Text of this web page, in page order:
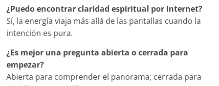
¿Puedo encontrar claridad espiritual por Internet?
Sí, la energía viaja más allá de las pantallas cuando la
intención es pura.
¿Es mejor una pregunta abierta o cerrada para
empezar?
Abierta para comprender el panorama; cerrada para